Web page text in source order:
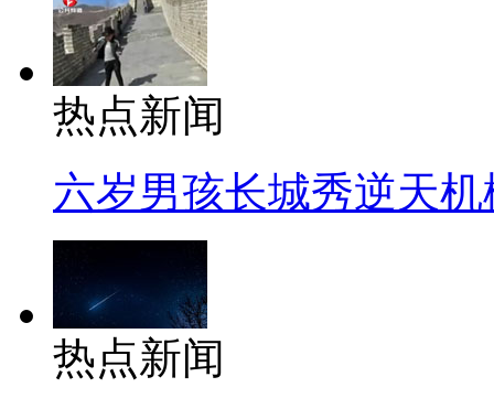
热点新闻
六岁男孩长城秀逆天机
热点新闻